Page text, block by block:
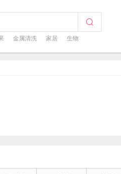
金属清洗 家居 生物